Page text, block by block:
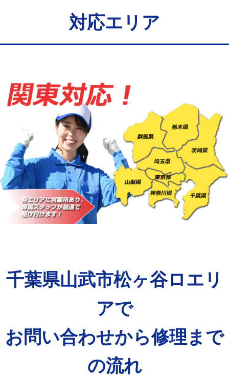
給水管工事※（保温材使用（バンド止
5,500円
給水管工事※（塩ビ管（VP・HI）使
用/3ｍまで)
給水管工事※（塩ビ管（VP・HI）使
用（追加）/3ｍ超え)
+8,800円
給水管工事※（ライニング鋼管・銅
管・ポリ管・HT管使用/3ｍまで)
44,000円
給水管工事※（ライニング鋼管・銅
管・ポリ管・HT管使用/3ｍ超え)
+8,800円
マス交換（土の掘削・埋め戻し作業）
コンクリート斫り（厚さ10㎝まで） 27,500円
コンクリート斫り（厚さ10㎝超え）
モルタル補修（厚さ10㎝超え） 38,500円
対応エリア
千葉県山武市松ヶ谷ロエリ
アで
お問い合わせから修理まで
の流れ